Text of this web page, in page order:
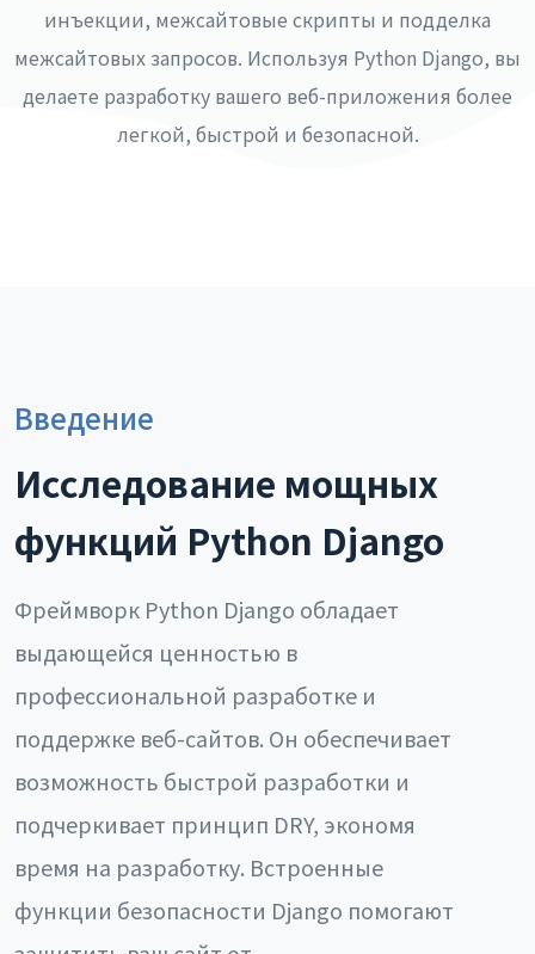
инъекции, межсайтовые скрипты и подделка
межсайтовых запросов. Используя Python Django, вы
делаете разработку вашего веб-приложения более
легкой, быстрой и безопасной.
Введение
Исследование мощных
функций Python Django
Фреймворк Python Django обладает
выдающейся ценностью в
профессиональной разработке и
поддержке веб-сайтов. Он обеспечивает
возможность быстрой разработки и
подчеркивает принцип DRY, экономя
время на разработку. Встроенные
функции безопасности Django помогают